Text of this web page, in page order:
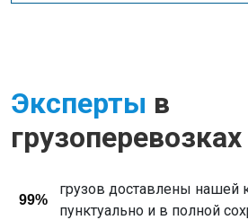
Эксперты в
грузоперевозках
99%
грузов доставлены нашей
пунктуально и в полной